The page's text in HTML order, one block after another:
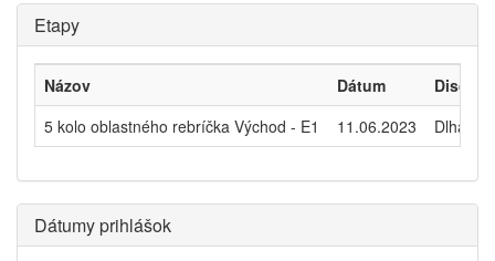
Etapy
Názov Dátum
5 kolo oblastného rebríčka Východ - E1
11.06.2023 Dlhá trať
Dátumy prihlášok